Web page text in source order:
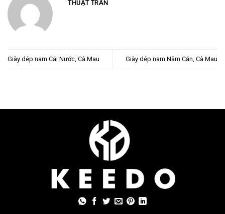
THUẬT TRẦN
Giày dép nam Cái Nước, Cà Mau Giày dép nam Năm Căn, Cà Mau